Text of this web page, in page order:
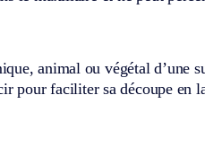
animal ou végétal d’une
pour faciliter sa découpe en